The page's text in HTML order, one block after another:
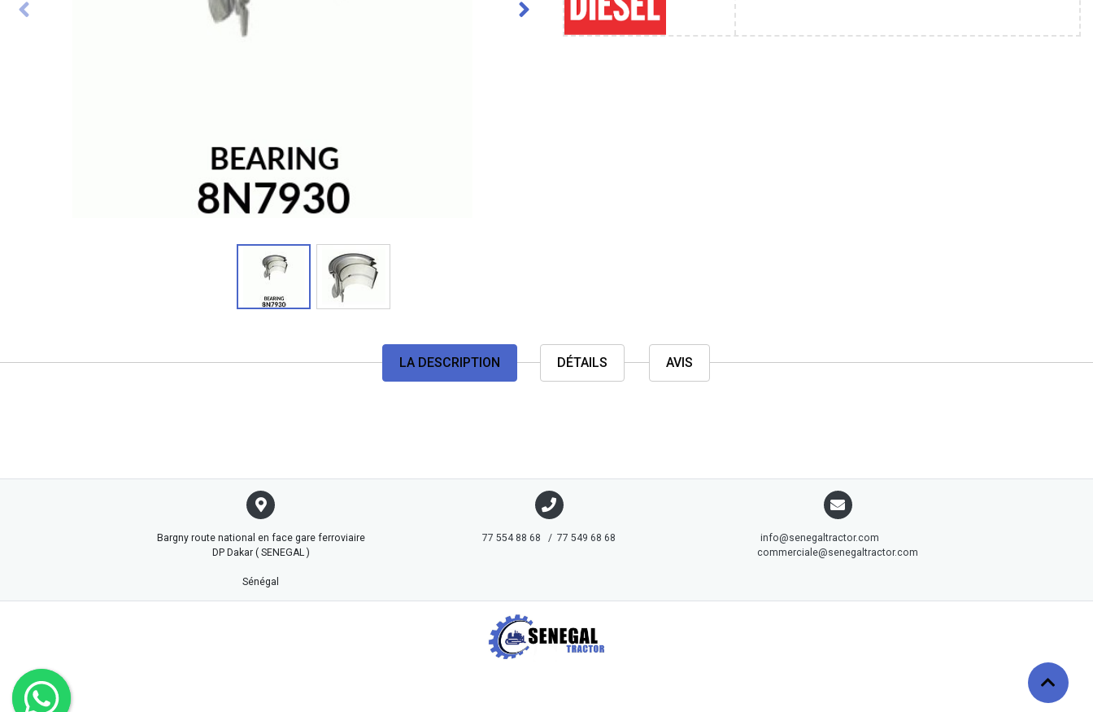
LA DESCRIPTION DÉTAILS AVIS
Bargny route national en face gare ferroviaire
DP Dakar ( SENEGAL )
Sénégal
77 554 88 68 / 77 549 68 68
info@senegaltractor.com
commerciale@senegaltractor.com